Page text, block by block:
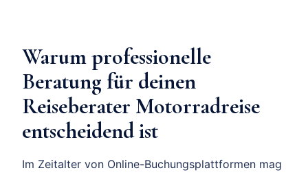
Warum professionelle
Beratung für deinen
Reiseberater Motorradreise
entscheidend ist
Im Zeitalter von Online-Buchungsplattformen mag